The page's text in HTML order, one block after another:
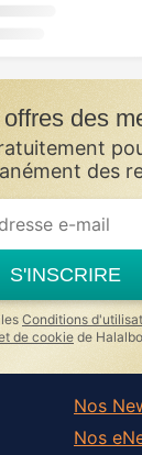
des
des
S'INSCRIRE
Conditions
de cookie de
Nos
Nos